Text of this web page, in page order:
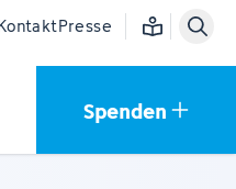
Presse Einfache
Spenden